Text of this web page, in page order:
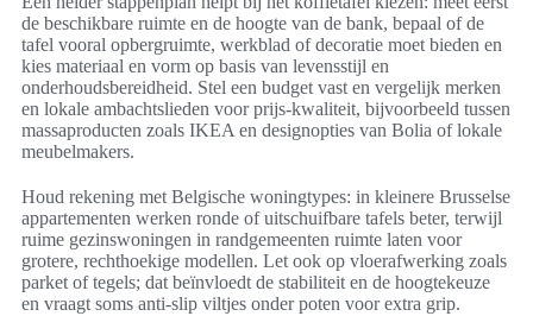
de beschikbare ruimte en de hoogte van de bank, bepaal of de
tafel vooral opbergruimte, werkblad of decoratie moet bieden en
kies materiaal en vorm op basis van levensstijl en
onderhoudsbereidheid. Stel een budget vast en vergelijk merken
en lokale ambachtslieden voor prijs-kwaliteit, bijvoorbeeld tussen
massaproducten zoals IKEA en designopties van Bolia of lokale
meubelmakers.
Houd rekening met Belgische woningtypes: in kleinere Brusselse
appartementen werken ronde of uitschuifbare tafels beter, terwijl
ruime gezinswoningen in randgemeenten ruimte laten voor
grotere, rechthoekige modellen. Let ook op vloerafwerking zoals
parket of tegels; dat beïnvloedt de stabiliteit en de hoogtekeuze
en vraagt soms anti-slip viltjes onder poten voor extra grip.